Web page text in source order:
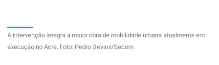
A intervenção integra a maior obra de mobilidade urbana atualmente em
execução no Acre. Foto: Pedro Devani/Secom